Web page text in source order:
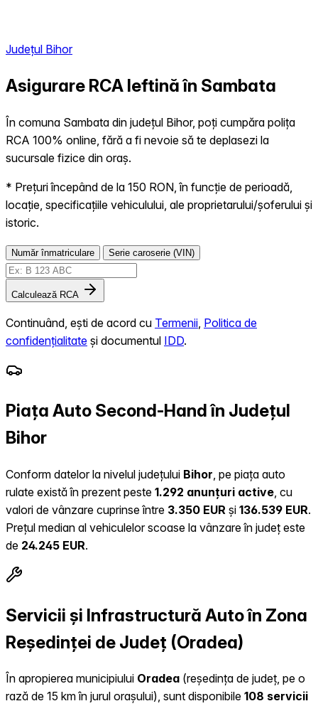
Județul Bihor
Asigurare RCA Ieftină în Sambata
În comuna Sambata din județul Bihor, poți cumpăra polița
RCA 100% online, fără a fi nevoie să te deplasezi la
sucursale fizice din oraș.
* Prețuri începând de la 150 RON, în funcție de perioadă,
locație, specificațiile vehiculului, ale proprietarului/șoferului și
istoric.
Număr înmatriculare Serie caroserie (VIN)
Calculează RCA
Continuând, ești de acord cu Termenii Politica de
confidențialitate și documentul IDD.
Piața Auto Second-Hand în Județul
Bihor
Conform datelor la nivelul județului Bihor , pe piața auto
rulate există în prezent peste 1.292 anunțuri active , cu
valori de vânzare cuprinse între 3.350 EUR și 136.539 EUR.
Prețul median al vehiculelor scoase la vânzare în județ este
de 24.245 EUR.
Servicii și Infrastructură Auto în Zona
Reședinței de Județ (Oradea)
În apropierea municipiului Oradea (reședința de județ, pe o
rază de 15 km în jurul orașului), sunt disponibile 108 servicii